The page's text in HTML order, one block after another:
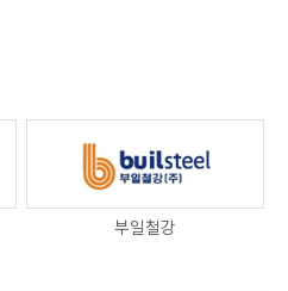
부일철강